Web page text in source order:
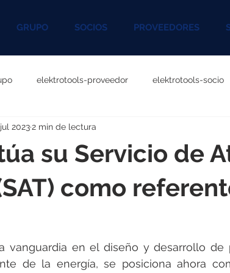
GRUPO SOCIOS PROVEEDORES
elektrotools-proveedor elektrotools-socio
P060000 elektrotools-P027000
P096000 elektrotools-P041000
su Servicio de
como
20232 min de lectura
vanguardia en el diseño y desarrollo de
de la energía, se posiciona ahora